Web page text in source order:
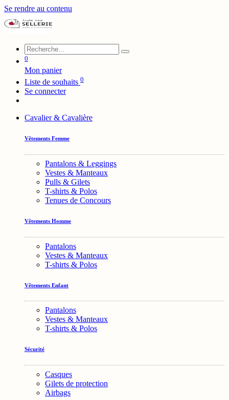
Se rendre au contenu
0
Mon panier
Liste de souhaits 0
Se connecter
Cavalier & Cavalière
Vêtements Femme
Pantalons & Leggings
Vestes & Manteaux
Pulls & Gilets
T-shirts & Polos
Tenues de Concours
Vêtements Homme
Pantalons
Vestes & Manteaux
T-shirts & Polos
Vêtements Enfant
Pantalons
Vestes & Manteaux
T-shirts & Polos
Sécurité
Casques
Gilets de protection
Airbags